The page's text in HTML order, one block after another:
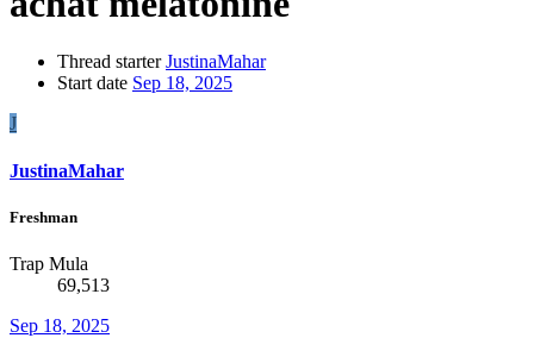
Thread starter JustinaMahar
Start date Sep 18, 2025
J
JustinaMahar
Freshman
Trap Mula
69,513
Sep 18, 2025